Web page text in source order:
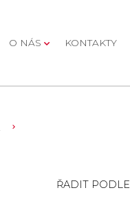
O NÁS KONTAKTY
ŘADIT PODLE